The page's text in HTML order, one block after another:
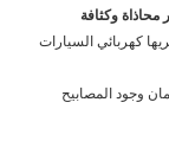
محاذاة وكثافة
كهربائي السيارات
وجود المصابيح